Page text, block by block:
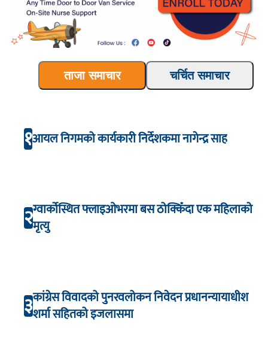
ताजा समाचार चर्चित समाचार
१आयल निगमको कार्यकारी निर्देशकमा नागेन्द्र साह
२ग्वार्कोस्थित फ्लाइओभरमा बस ठोक्किँदा एक महिलाको
मृत्यु
३कांग्रेस विवादको पुनरवलोकन निवेदन प्रधानन्यायाधीश
शर्मा सहितको इजलासमा